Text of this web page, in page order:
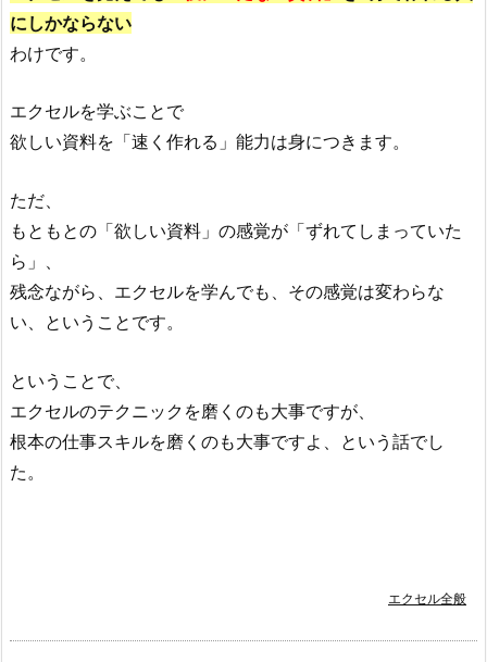
にしかならない
わけです。
エクセルを学ぶことで
欲しい資料を「速く作れる」能力は身につきます。
ただ、
もともとの「欲しい資料」の感覚が「ずれてしまっていた
ら」、
残念ながら、エクセルを学んでも、その感覚は変わらな
い、ということです。
ということで、
エクセルのテクニックを磨くのも大事ですが、
根本の仕事スキルを磨くのも大事ですよ、という話でし
た。
エクセル全般